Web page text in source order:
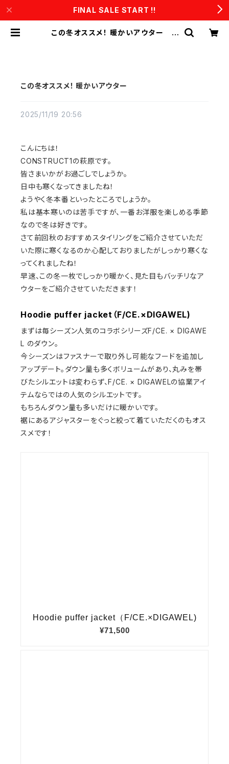
FINAL SALE START !!
この冬オススメ！ 暖かいアウター |
この冬オススメ！ 暖かいアウター
2025/11/19 20:56
こんにちは！
CONSTRUCT1の萩原です。
皆さまいかがお過ごしでしょうか。
日中も寒くなってきましたね！
ようやく冬本番といったところでしょうか。
私は基本寒いのは苦手ですが、一番お洋服を楽しめる季節
なので冬は好きです。
さて前回秋のおすすめスタイリングをご紹介させていただ
いた際に寒くなるのか心配しておりましたがしっかり寒くな
ってくれましたね！
早速、この冬一枚でしっかり暖かく、見た目もバッチリなア
ウターをご紹介させていただきます！
Hoodie puffer jacket（F/CE.×DIGAWEL)
まずは毎シーズン人気のコラボシリーズF/CE. × DIGAWE
L のダウン。
今シーズンはファスナーで取り外し可能なフードを追加し
アップデート。ダウン量も多くボリュームがあり、丸みを帯
びたシルエットは変わらず、F/CE. × DIGAWELの協業アイ
テムならではの人気のシルエットです。
もちろんダウン量も多いだけに暖かいです。
裾にあるアジャスターをぐっと絞って着ていただくのもオス
スメです！